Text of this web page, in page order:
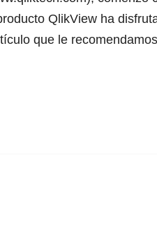
QlikView ha
que le